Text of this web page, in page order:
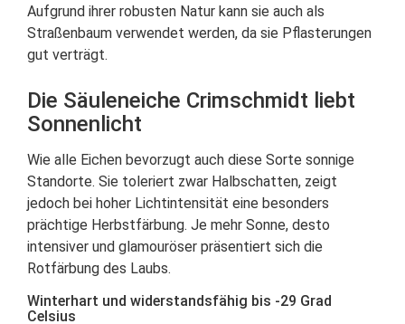
Aufgrund ihrer robusten Natur kann sie auch als
Straßenbaum verwendet werden, da sie Pflasterungen
gut verträgt.
Die Säuleneiche Crimschmidt liebt
Sonnenlicht
Wie alle Eichen bevorzugt auch diese Sorte sonnige
Standorte. Sie toleriert zwar Halbschatten, zeigt
jedoch bei hoher Lichtintensität eine besonders
prächtige Herbstfärbung. Je mehr Sonne, desto
intensiver und glamouröser präsentiert sich die
Rotfärbung des Laubs.
Winterhart und widerstandsfähig bis -29 Grad
Celsius